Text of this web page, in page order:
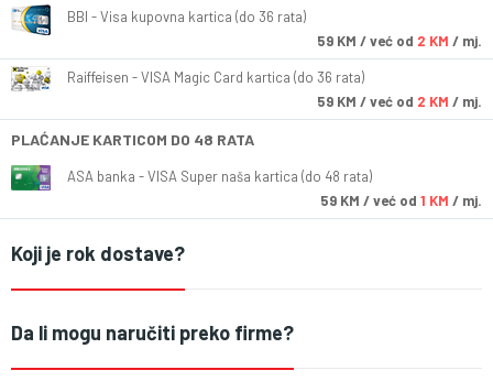
BBI - Visa kupovna kartica (do 36 rata)
59 KM / već od 2 KM / mj.
Raiffeisen - VISA Magic Card kartica (do 36 rata)
59 KM / već od 2 KM / mj.
PLAĆANJE KARTICOM DO 48 RATA
ASA banka - VISA Super naša kartica (do 48 rata)
59 KM / već od 1 KM / mj.
Koji je rok dostave?
Da li mogu naručiti preko firme?